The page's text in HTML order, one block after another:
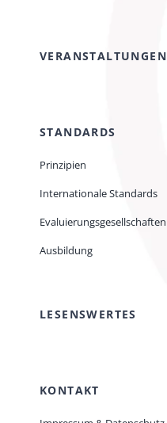
VERANSTALTUNGEN
STANDARDS
Prinzipien
Internationale Standards
Evaluierungsgesellschaften
Ausbildung
LESENSWERTES
KONTAKT